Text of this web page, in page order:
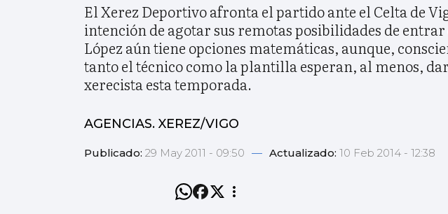
El Xerez Deportivo afronta el partido ante el Celta de
intención de agotar sus remotas posibilidades de
López aún tiene opciones matemáticas, aunque,
tanto el técnico como la plantilla esperan, al menos,
xerecista esta temporada.
AGENCIAS. XEREZ/VIGO
Publicado: 29 May 2011 - 09:50 — Actualizado: 10 Feb 2014 - 12:38